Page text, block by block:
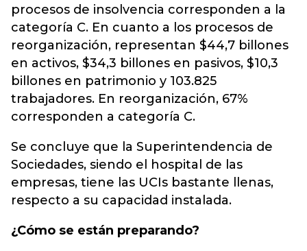
procesos de insolvencia corresponden a la
categoría C. En cuanto a los procesos de
reorganización, representan $44,7 billones
en activos, $34,3 billones en pasivos, $10,3
billones en patrimonio y 103.825
trabajadores. En reorganización, 67%
corresponden a categoría C.
Se concluye que la Superintendencia de
Sociedades, siendo el hospital de las
empresas, tiene las UCIs bastante llenas,
respecto a su capacidad instalada.
¿Cómo se están preparando?